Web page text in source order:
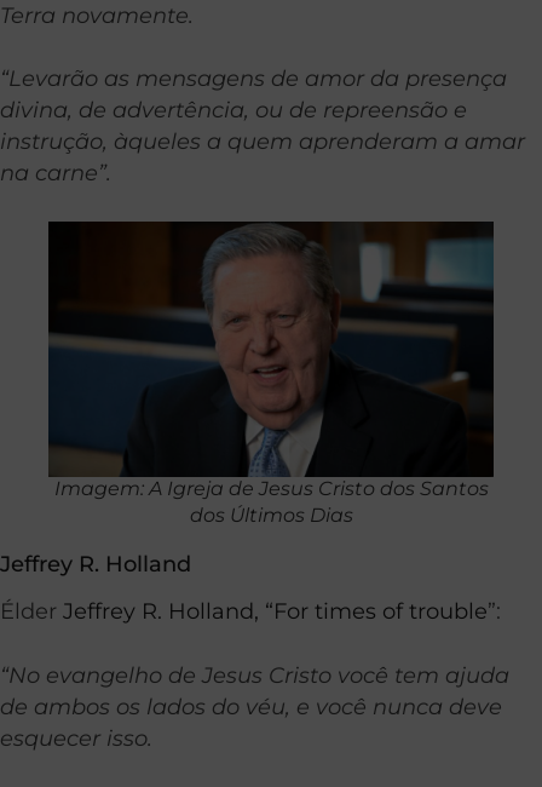
Terra novamente.
“Levarão as mensagens de amor da presença
divina, de advertência, ou de repreensão e
instrução, àqueles a quem aprenderam a amar
na carne”.
Imagem: A Igreja de Jesus Cristo dos Santos
dos Últimos Dias
Jeffrey R. Holland
Élder Jeffrey R. Holland, “For times of trouble”:
“No evangelho de Jesus Cristo você tem ajuda
de ambos os lados do véu, e você nunca deve
esquecer isso.